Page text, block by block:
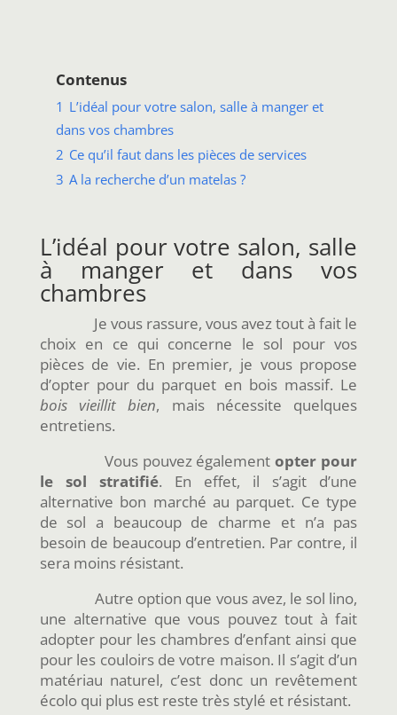
Contenus
1 L’idéal pour votre salon, salle à manger et
dans vos chambres
2 Ce qu’il faut dans les pièces de services
3 A la recherche d’un matelas ?
L’idéal pour votre salon, salle
à manger et dans vos
chambres
Je vous rassure, vous avez tout à fait le
choix en ce qui concerne le sol pour vos
pièces de vie. En premier, je vous propose
d’opter pour du parquet en bois massif. Le
bois vieillit bien, mais nécessite quelques
entretiens.
Vous pouvez égalementopter pour
le sol stratifié. En effet, il s’agit d’une
alternative bon marché au parquet. Ce type
de sol a beaucoup de charme et n’a pas
besoin de beaucoup d’entretien. Par contre, il
sera moins résistant.
Autre option que vous avez, le sol lino,
une alternative que vous pouvez tout à fait
adopter pour les chambres d’enfant ainsi que
pour les couloirs de votre maison. Il s’agit d’un
matériau naturel, c’est donc un revêtement
écolo qui plus est reste très stylé et résistant.